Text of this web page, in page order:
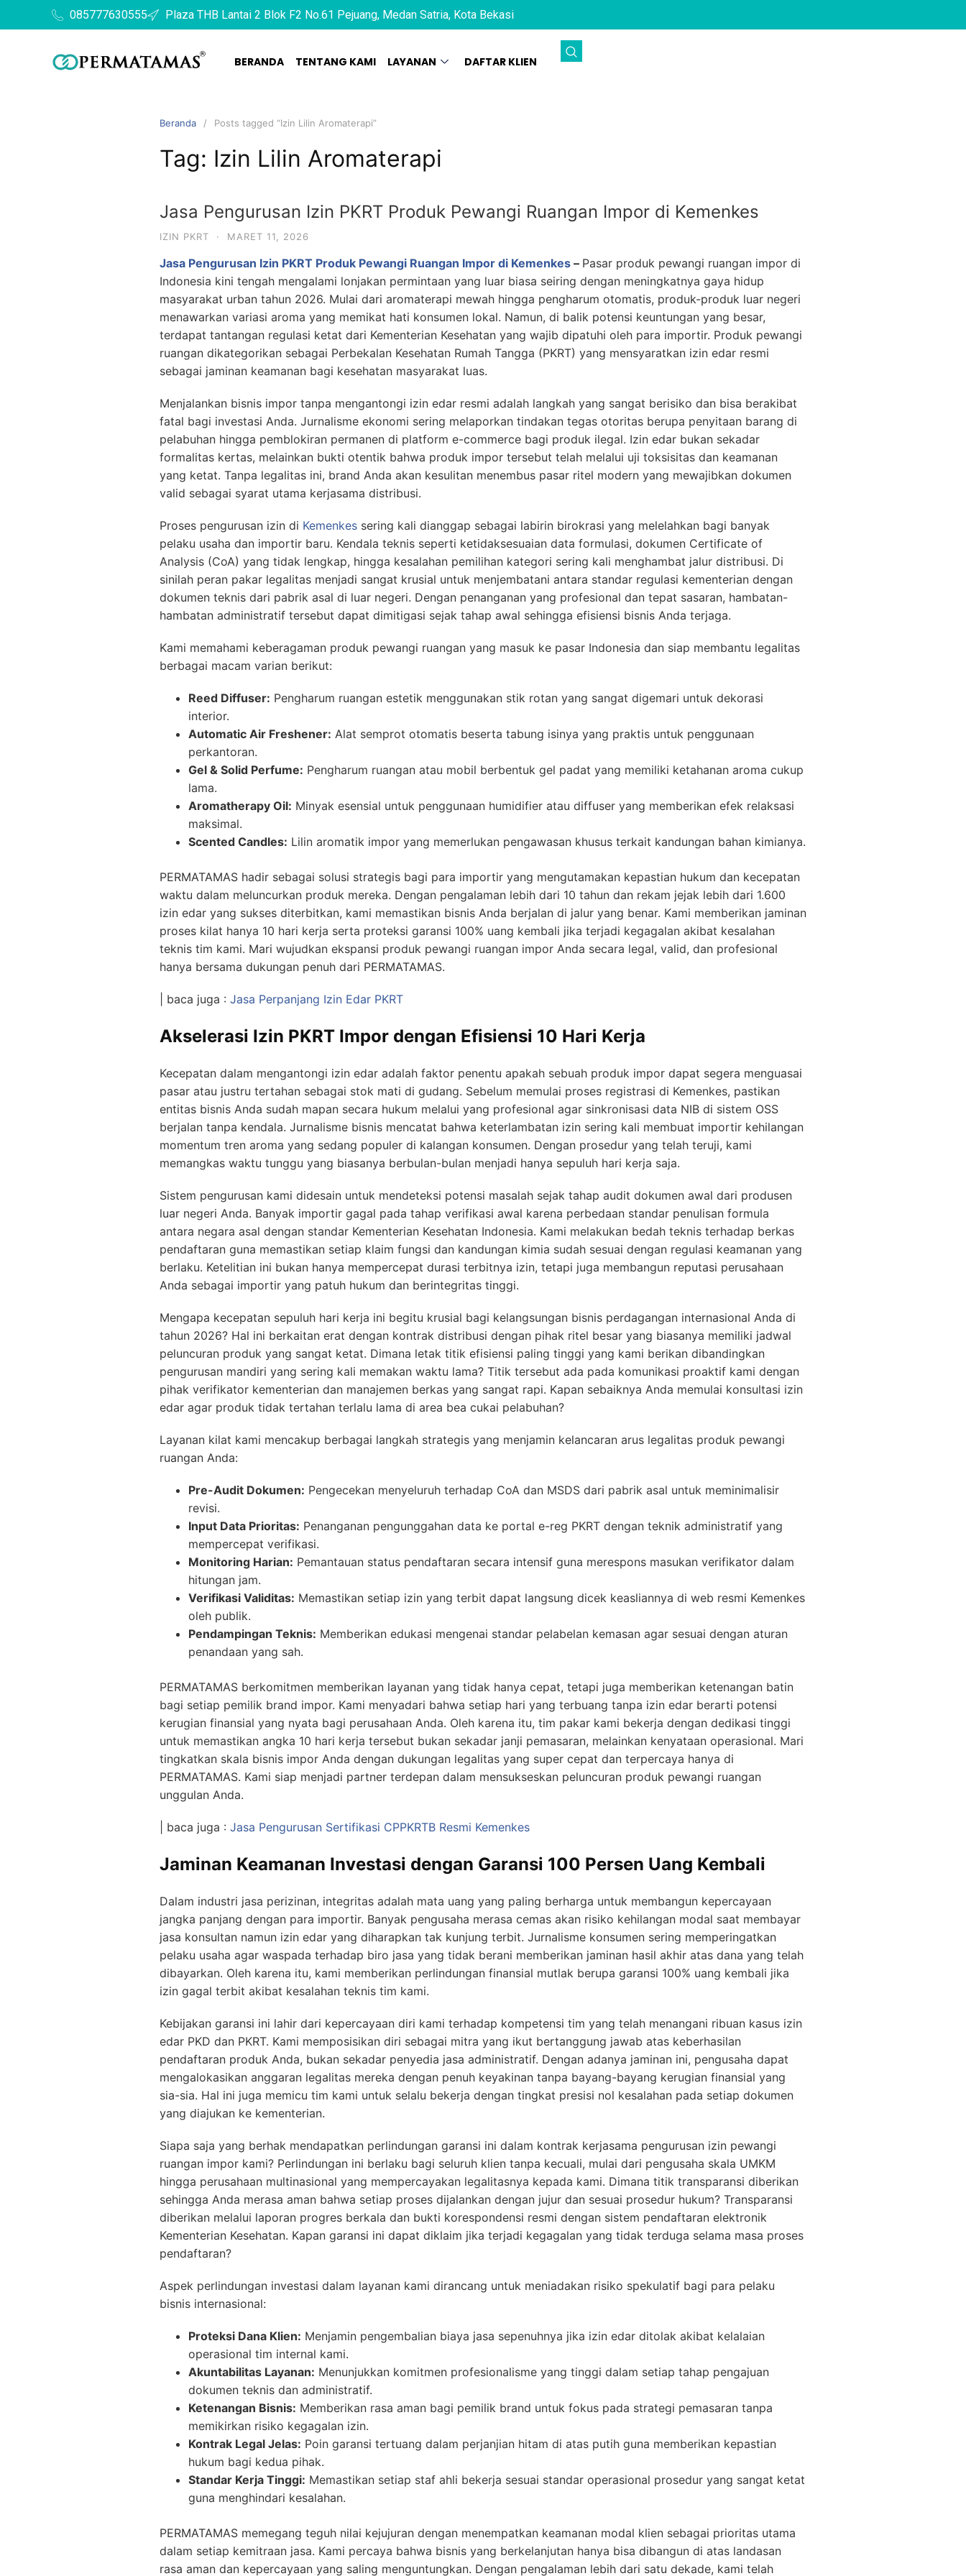
085777630555 Plaza THB Lantai 2 Blok F2 No.61 Pejuang, Medan Satria, Kota Bekasi
BERANDA TENTANG KAMI LAYANAN DAFTAR KLIEN
Beranda Posts tagged “Izin Lilin Aromaterapi”
Tag: Izin Lilin Aromaterapi
Jasa Pengurusan Izin PKRT Produk Pewangi Ruangan Impor di Kemenkes
IZIN PKRT · MARET 11, 2026
Jasa Pengurusan Izin PKRT Produk Pewangi Ruangan Impor di Kemenkes – Pasar produk pewangi ruangan impor di
Indonesia kini tengah mengalami lonjakan permintaan yang luar biasa seiring dengan meningkatnya gaya hidup
masyarakat urban tahun 2026. Mulai dari aromaterapi mewah hingga pengharum otomatis, produk-produk luar negeri
menawarkan variasi aroma yang memikat hati konsumen lokal. Namun, di balik potensi keuntungan yang besar,
terdapat tantangan regulasi ketat dari Kementerian Kesehatan yang wajib dipatuhi oleh para importir. Produk pewangi
ruangan dikategorikan sebagai Perbekalan Kesehatan Rumah Tangga (PKRT) yang mensyaratkan izin edar resmi
sebagai jaminan keamanan bagi kesehatan masyarakat luas.
Menjalankan bisnis impor tanpa mengantongi izin edar resmi adalah langkah yang sangat berisiko dan bisa berakibat
fatal bagi investasi Anda. Jurnalisme ekonomi sering melaporkan tindakan tegas otoritas berupa penyitaan barang di
pelabuhan hingga pemblokiran permanen di platform e-commerce bagi produk ilegal. Izin edar bukan sekadar
formalitas kertas, melainkan bukti otentik bahwa produk impor tersebut telah melalui uji toksisitas dan keamanan
yang ketat. Tanpa legalitas ini, brand Anda akan kesulitan menembus pasar ritel modern yang mewajibkan dokumen
valid sebagai syarat utama kerjasama distribusi.
Proses pengurusan izin di Kemenkes sering kali dianggap sebagai labirin birokrasi yang melelahkan bagi banyak
pelaku usaha dan importir baru. Kendala teknis seperti ketidaksesuaian data formulasi, dokumen Certificate of
Analysis (CoA) yang tidak lengkap, hingga kesalahan pemilihan kategori sering kali menghambat jalur distribusi. Di
sinilah peran pakar legalitas menjadi sangat krusial untuk menjembatani antara standar regulasi kementerian dengan
dokumen teknis dari pabrik asal di luar negeri. Dengan penanganan yang profesional dan tepat sasaran, hambatan-
hambatan administratif tersebut dapat dimitigasi sejak tahap awal sehingga efisiensi bisnis Anda terjaga.
Kami memahami keberagaman produk pewangi ruangan yang masuk ke pasar Indonesia dan siap membantu legalitas
berbagai macam varian berikut:
Reed Diffuser: Pengharum ruangan estetik menggunakan stik rotan yang sangat digemari untuk dekorasi
interior.
Automatic Air Freshener: Alat semprot otomatis beserta tabung isinya yang praktis untuk penggunaan
perkantoran.
Gel & Solid Perfume: Pengharum ruangan atau mobil berbentuk gel padat yang memiliki ketahanan aroma cukup
lama.
Aromatherapy Oil: Minyak esensial untuk penggunaan humidifier atau diffuser yang memberikan efek relaksasi
maksimal.
Scented Candles: Lilin aromatik impor yang memerlukan pengawasan khusus terkait kandungan bahan kimianya.
PERMATAMAS hadir sebagai solusi strategis bagi para importir yang mengutamakan kepastian hukum dan kecepatan
waktu dalam meluncurkan produk mereka. Dengan pengalaman lebih dari 10 tahun dan rekam jejak lebih dari 1.600
izin edar yang sukses diterbitkan, kami memastikan bisnis Anda berjalan di jalur yang benar. Kami memberikan jaminan
proses kilat hanya 10 hari kerja serta proteksi garansi 100% uang kembali jika terjadi kegagalan akibat kesalahan
teknis tim kami. Mari wujudkan ekspansi produk pewangi ruangan impor Anda secara legal, valid, dan profesional
hanya bersama dukungan penuh dari PERMATAMAS.
| baca juga : Jasa Perpanjang Izin Edar PKRT
Akselerasi Izin PKRT Impor dengan Efisiensi 10 Hari Kerja
Kecepatan dalam mengantongi izin edar adalah faktor penentu apakah sebuah produk impor dapat segera menguasai
pasar atau justru tertahan sebagai stok mati di gudang. Sebelum memulai proses registrasi di Kemenkes, pastikan
entitas bisnis Anda sudah mapan secara hukum melalui yang profesional agar sinkronisasi data NIB di sistem OSS
berjalan tanpa kendala. Jurnalisme bisnis mencatat bahwa keterlambatan izin sering kali membuat importir kehilangan
momentum tren aroma yang sedang populer di kalangan konsumen. Dengan prosedur yang telah teruji, kami
memangkas waktu tunggu yang biasanya berbulan-bulan menjadi hanya sepuluh hari kerja saja.
Sistem pengurusan kami didesain untuk mendeteksi potensi masalah sejak tahap audit dokumen awal dari produsen
luar negeri Anda. Banyak importir gagal pada tahap verifikasi awal karena perbedaan standar penulisan formula
antara negara asal dengan standar Kementerian Kesehatan Indonesia. Kami melakukan bedah teknis terhadap berkas
pendaftaran guna memastikan setiap klaim fungsi dan kandungan kimia sudah sesuai dengan regulasi keamanan yang
berlaku. Ketelitian ini bukan hanya mempercepat durasi terbitnya izin, tetapi juga membangun reputasi perusahaan
Anda sebagai importir yang patuh hukum dan berintegritas tinggi.
Mengapa kecepatan sepuluh hari kerja ini begitu krusial bagi kelangsungan bisnis perdagangan internasional Anda di
tahun 2026? Hal ini berkaitan erat dengan kontrak distribusi dengan pihak ritel besar yang biasanya memiliki jadwal
peluncuran produk yang sangat ketat. Dimana letak titik efisiensi paling tinggi yang kami berikan dibandingkan
pengurusan mandiri yang sering kali memakan waktu lama? Titik tersebut ada pada komunikasi proaktif kami dengan
pihak verifikator kementerian dan manajemen berkas yang sangat rapi. Kapan sebaiknya Anda memulai konsultasi izin
edar agar produk tidak tertahan terlalu lama di area bea cukai pelabuhan?
Layanan kilat kami mencakup berbagai langkah strategis yang menjamin kelancaran arus legalitas produk pewangi
ruangan Anda:
Pre-Audit Dokumen: Pengecekan menyeluruh terhadap CoA dan MSDS dari pabrik asal untuk meminimalisir
revisi.
Input Data Prioritas: Penanganan pengunggahan data ke portal e-reg PKRT dengan teknik administratif yang
mempercepat verifikasi.
Monitoring Harian: Pemantauan status pendaftaran secara intensif guna merespons masukan verifikator dalam
hitungan jam.
Verifikasi Validitas: Memastikan setiap izin yang terbit dapat langsung dicek keasliannya di web resmi Kemenkes
oleh publik.
Pendampingan Teknis: Memberikan edukasi mengenai standar pelabelan kemasan agar sesuai dengan aturan
penandaan yang sah.
PERMATAMAS berkomitmen memberikan layanan yang tidak hanya cepat, tetapi juga memberikan ketenangan batin
bagi setiap pemilik brand impor. Kami menyadari bahwa setiap hari yang terbuang tanpa izin edar berarti potensi
kerugian finansial yang nyata bagi perusahaan Anda. Oleh karena itu, tim pakar kami bekerja dengan dedikasi tinggi
untuk memastikan angka 10 hari kerja tersebut bukan sekadar janji pemasaran, melainkan kenyataan operasional. Mari
tingkatkan skala bisnis impor Anda dengan dukungan legalitas yang super cepat dan terpercaya hanya di
PERMATAMAS. Kami siap menjadi partner terdepan dalam mensukseskan peluncuran produk pewangi ruangan
unggulan Anda.
| baca juga : Jasa Pengurusan Sertifikasi CPPKRTB Resmi Kemenkes
Jaminan Keamanan Investasi dengan Garansi 100 Persen Uang Kembali
Dalam industri jasa perizinan, integritas adalah mata uang yang paling berharga untuk membangun kepercayaan
jangka panjang dengan para importir. Banyak pengusaha merasa cemas akan risiko kehilangan modal saat membayar
jasa konsultan namun izin edar yang diharapkan tak kunjung terbit. Jurnalisme konsumen sering memperingatkan
pelaku usaha agar waspada terhadap biro jasa yang tidak berani memberikan jaminan hasil akhir atas dana yang telah
dibayarkan. Oleh karena itu, kami memberikan perlindungan finansial mutlak berupa garansi 100% uang kembali jika
izin gagal terbit akibat kesalahan teknis tim kami.
Kebijakan garansi ini lahir dari kepercayaan diri kami terhadap kompetensi tim yang telah menangani ribuan kasus izin
edar PKD dan PKRT. Kami memposisikan diri sebagai mitra yang ikut bertanggung jawab atas keberhasilan
pendaftaran produk Anda, bukan sekadar penyedia jasa administratif. Dengan adanya jaminan ini, pengusaha dapat
mengalokasikan anggaran legalitas mereka dengan penuh keyakinan tanpa bayang-bayang kerugian finansial yang
sia-sia. Hal ini juga memicu tim kami untuk selalu bekerja dengan tingkat presisi nol kesalahan pada setiap dokumen
yang diajukan ke kementerian.
Siapa saja yang berhak mendapatkan perlindungan garansi ini dalam kontrak kerjasama pengurusan izin pewangi
ruangan impor kami? Perlindungan ini berlaku bagi seluruh klien tanpa kecuali, mulai dari pengusaha skala UMKM
hingga perusahaan multinasional yang mempercayakan legalitasnya kepada kami. Dimana titik transparansi diberikan
sehingga Anda merasa aman bahwa setiap proses dijalankan dengan jujur dan sesuai prosedur hukum? Transparansi
diberikan melalui laporan progres berkala dan bukti korespondensi resmi dengan sistem pendaftaran elektronik
Kementerian Kesehatan. Kapan garansi ini dapat diklaim jika terjadi kegagalan yang tidak terduga selama masa proses
pendaftaran?
Aspek perlindungan investasi dalam layanan kami dirancang untuk meniadakan risiko spekulatif bagi para pelaku
bisnis internasional:
Proteksi Dana Klien: Menjamin pengembalian biaya jasa sepenuhnya jika izin edar ditolak akibat kelalaian
operasional tim internal kami.
Akuntabilitas Layanan: Menunjukkan komitmen profesionalisme yang tinggi dalam setiap tahap pengajuan
dokumen teknis dan administratif.
Ketenangan Bisnis: Memberikan rasa aman bagi pemilik brand untuk fokus pada strategi pemasaran tanpa
memikirkan risiko kegagalan izin.
Kontrak Legal Jelas: Poin garansi tertuang dalam perjanjian hitam di atas putih guna memberikan kepastian
hukum bagi kedua pihak.
Standar Kerja Tinggi: Memastikan setiap staf ahli bekerja sesuai standar operasional prosedur yang sangat ketat
guna menghindari kesalahan.
PERMATAMAS memegang teguh nilai kejujuran dengan menempatkan keamanan modal klien sebagai prioritas utama
dalam setiap kemitraan jasa. Kami percaya bahwa bisnis yang berkelanjutan hanya bisa dibangun di atas landasan
rasa aman dan kepercayaan yang saling menguntungkan. Dengan pengalaman lebih dari satu dekade, kami telah